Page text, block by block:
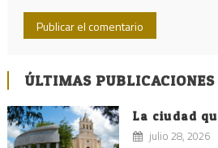
ÚLTIMAS PUBLICACIONES
La ciudad
julio 28, 2026